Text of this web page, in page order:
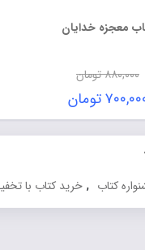
خدایان
تومان
تومان
,خرید کتاب با تخفیف